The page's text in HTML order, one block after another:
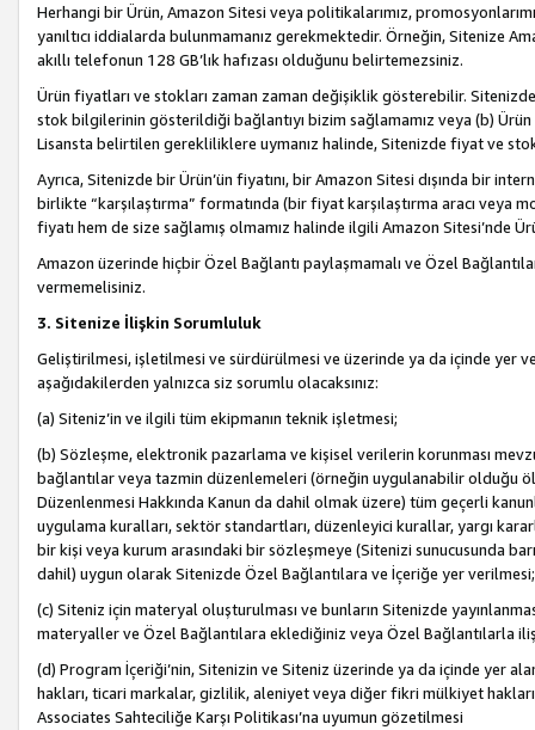
Herhangi bir Ürün, Amazon Sitesi veya politikalarımız,
yanıltıcı iddialarda bulunmamanız gerekmektedir. Örneğin, Sitenize
akıllı telefonun 128 GB’lık hafızası olduğunu belirtemezsiniz.
Ürün fiyatları ve stokları zaman zaman değişiklik gösterebilir.
stok bilgilerinin gösterildiği bağlantıyı bizim sağlamamız veya (b)
Lisansta belirtilen gerekliliklere uymanız halinde, Sitenizde fiyat ve
Ayrıca, Sitenizde bir Ürün’ün fiyatını, bir Amazon Sitesi dışında bir
birlikte “karşılaştırma” formatında (bir fiyat karşılaştırma aracı veya
fiyatı hem de size sağlamış olmamız halinde ilgili Amazon Sitesi’nde
Amazon üzerinde hiçbir Özel Bağlantı paylaşmamalı ve Özel
vermemelisiniz.
3. Sitenize İlişkin Sorumluluk
Geliştirilmesi, işletilmesi ve sürdürülmesi ve üzerinde ya da içinde yer
aşağıdakilerden yalnızca siz sorumlu olacaksınız:
(a) Siteniz’in ve ilgili tüm ekipmanın teknik işletmesi;
(b) Sözleşme, elektronik pazarlama ve kişisel verilerin korunması
bağlantılar veya tazmin düzenlemeleri (örneğin uygulanabilir olduğu
Düzenlenmesi Hakkında Kanun da dahil olmak üzere) tüm geçerli
uygulama kuralları, sektör standartları, düzenleyici kurallar, yargı
bir kişi veya kurum arasındaki bir sözleşmeye (Sitenizi sunucusunda
dahil) uygun olarak Sitenizde Özel Bağlantılara ve İçeriğe yer verilmesi;
(c) Siteniz için materyal oluşturulması ve bunların Sitenizde
materyaller ve Özel Bağlantılara eklediğiniz veya Özel Bağlantılarla
(d) Program İçeriği’nin, Sitenizin ve Siteniz üzerinde ya da içinde yer
hakları, ticari markalar, gizlilik, aleniyet veya diğer fikri mülkiyet
Associates Sahteciliğe Karşı Politikası’na uyumun gözetilmesi